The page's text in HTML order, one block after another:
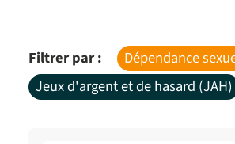
Filtrer par : Dépendance
Jeux d'argent et de hasard (JAH)